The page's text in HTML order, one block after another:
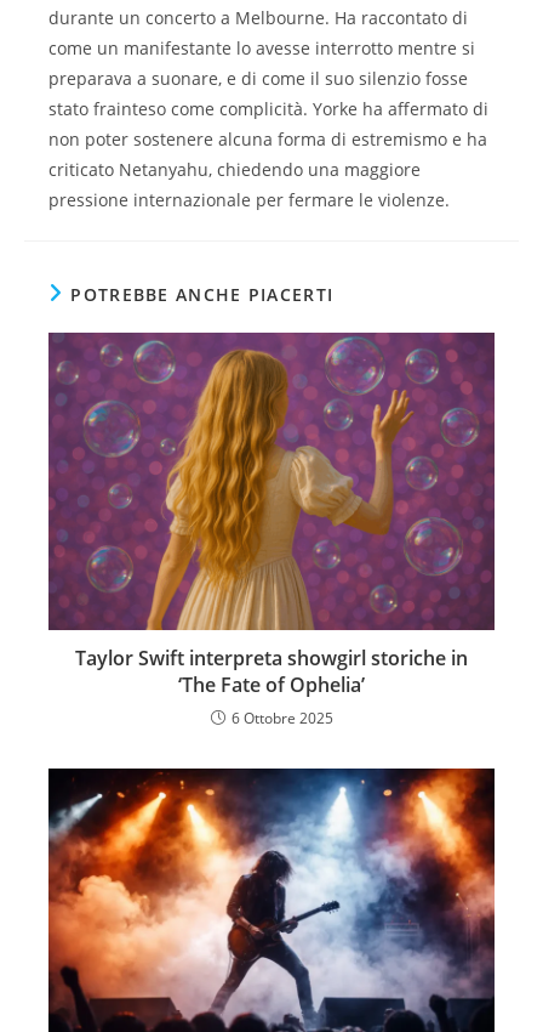
durante un concerto a Melbourne. Ha raccontato di
come un manifestante lo avesse interrotto mentre si
preparava a suonare, e di come il suo silenzio fosse
stato frainteso come complicità. Yorke ha affermato di
non poter sostenere alcuna forma di estremismo e ha
criticato Netanyahu, chiedendo una maggiore
pressione internazionale per fermare le violenze.
POTREBBE ANCHE PIACERTI
Taylor Swift interpreta showgirl storiche in
‘The Fate of Ophelia’
6 Ottobre 2025